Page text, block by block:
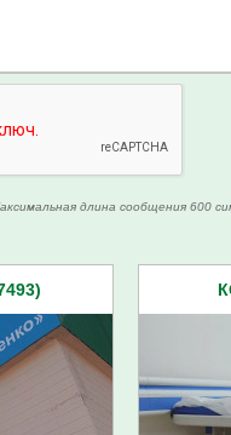
длина сообщения 600